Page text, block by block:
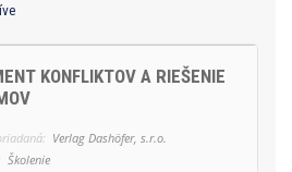
KONFLIKTOV A RIEŠENIE
Verlag Dashöfer, s.r.o.
Školenie